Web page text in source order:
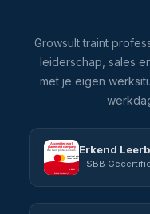
Growsult traint
leiderschap, sales
met je eigen
Erkend
SBB